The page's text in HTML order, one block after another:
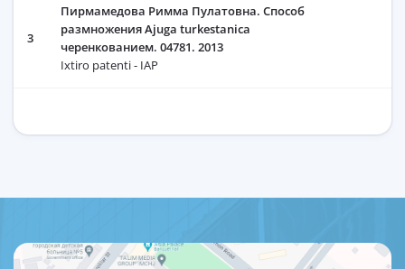
3
Пирмамедова Римма Пулатовна. Способ
размножения Ajuga turkestanica
черенкованием. 04781. 2013
Ixtiro patenti - IAP